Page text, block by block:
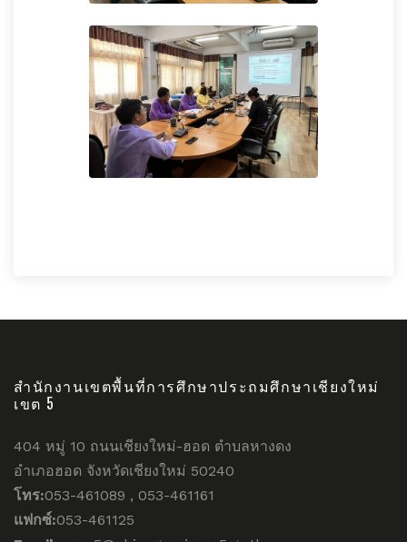
สำนักงานเขตพื้นที่การศึกษาประถมศึกษาเชียงใหม่
เขต 5
404 หมู่ 10 ถนนเชียงใหม่-ฮอด ตำบลหางดง
อำเภอฮอด จังหวัดเชียงใหม่ 50240
โทร:053-461089 , 053-461161
แฟกซ์:053-461125